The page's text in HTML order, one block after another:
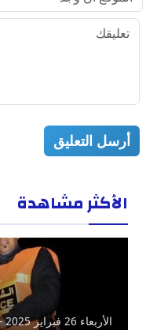
أرسل التعليق
الأكثر مشاهدة
الأربعاء 26 فبراير 2025 - 11:00